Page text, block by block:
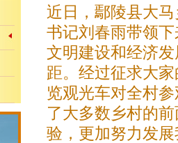
近日，鄢陵县大
书记刘春雨带领
文明建设和经济
距。经过征求大
览观光车对全村
了大多数乡村的
验，更加努力发